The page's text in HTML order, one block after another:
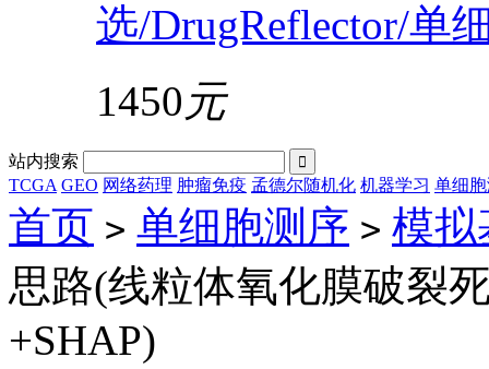
选/DrugReflector/单
1450 元
站内搜索 
TCGA GEO 网络药理 肿瘤免疫 孟德尔随机化 机器学习 单细
首页 > 单细胞测序 > 模拟
思路(线粒体氧化膜破裂
+SHAP)